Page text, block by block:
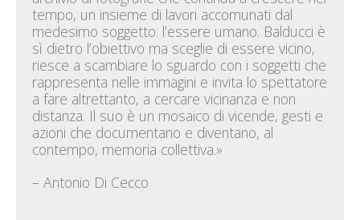
tempo, un insieme di lavori accomunati dal
medesimo soggetto: l’essere umano. Balducci è
sì dietro l’obiettivo ma sceglie di essere vicino,
riesce a scambiare lo sguardo con i soggetti che
rappresenta nelle immagini e invita lo spettatore
a fare altrettanto, a cercare vicinanza e non
distanza. Il suo è un mosaico di vicende, gesti e
azioni che documentano e diventano, al
contempo, memoria collettiva.»
– Antonio Di Cecco